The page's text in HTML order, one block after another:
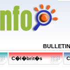
C�l�brit�s